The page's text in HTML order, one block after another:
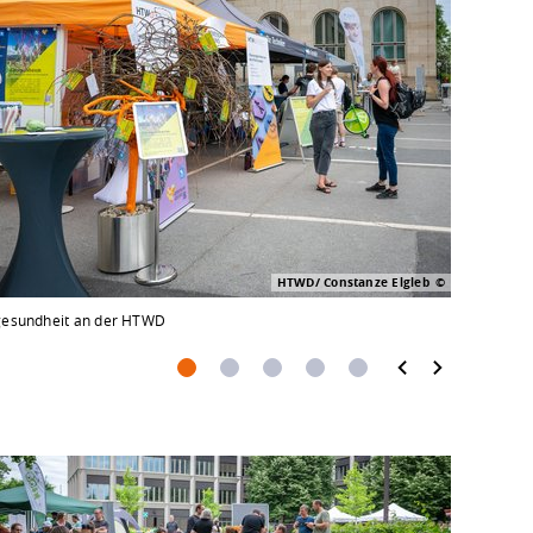
HTWD/ Constanze Elgleb
an der HTWD